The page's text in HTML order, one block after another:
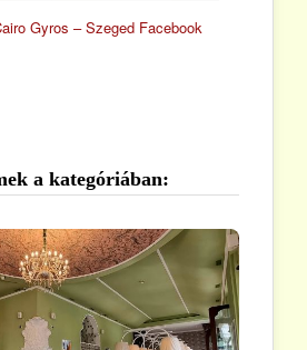
Gyros – Szeged Facebook
a kategóriában: